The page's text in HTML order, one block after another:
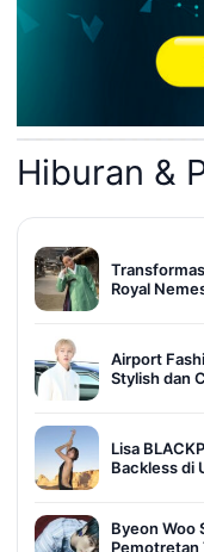
Hiburan &
Royal
Airport
Stylish dan
Lisa
Backless di
Byeon Woo
Pemotretan